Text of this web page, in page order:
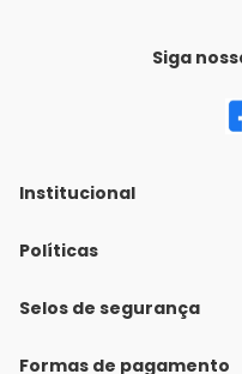
Siga
Institucional
Quem Somos
Nossas lojas
Políticas
Política de Envio
Políticas de Trocas e
Selos de segurança
Formas de pagamento